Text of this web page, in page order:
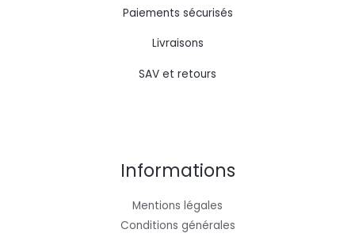
Paiements sécurisés
Livraisons
SAV et retours
Informations
Mentions légales
Conditions générales